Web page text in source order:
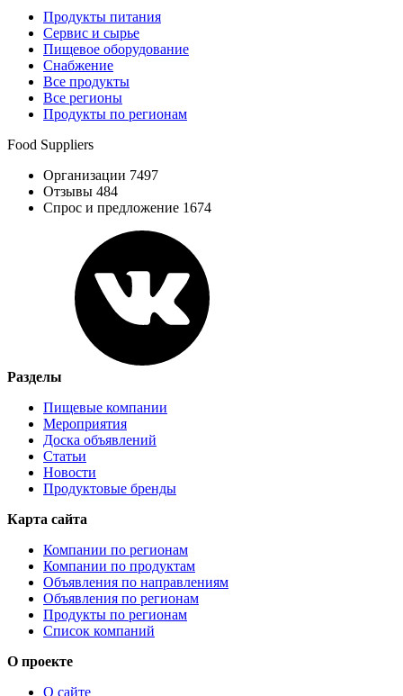
Продукты питания
Сервис и сырье
Пищевое оборудование
Снабжение
Все продукты
Все регионы
Продукты по регионам
Food Suppliers
Организации 7497
Отзывы 484
Спрос и предложение 1674
Разделы
Пищевые компании
Мероприятия
Доска объявлений
Статьи
Новости
Продуктовые бренды
Карта сайта
Компании по регионам
Компании по продуктам
Объявления по направлениям
Объявления по регионам
Продукты по регионам
Список компаний
О проекте
О сайте